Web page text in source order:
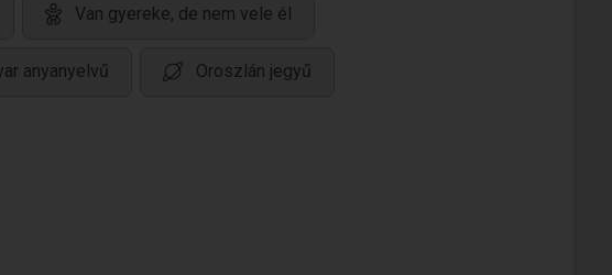
Van gyereke, de nem vele él
anyanyelvű Oroszlán jegyű